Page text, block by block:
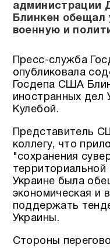
администрации
Блинкен обещал
военную и
Пресс-служба
опубликовала
Госдепа США
иностранных дел
Кулебой.
Представитель
коллегу, что
"сохранения
Украине была
экономическая и
поддержать
Украины.
Стороны